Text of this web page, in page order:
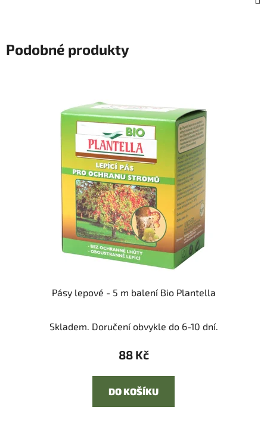
Podobné produkty
Pásy lepové - 5 m balení Bio Plantella
Skladem. Doručení obvykle do 6-10 dní.
88 Kč
DO KOŠÍKU